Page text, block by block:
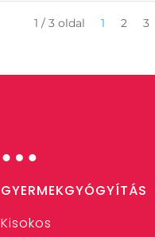
1 / 3 oldal 1 2 3
…
GYERMEKGYÓGYÍTÁS
Kisokos